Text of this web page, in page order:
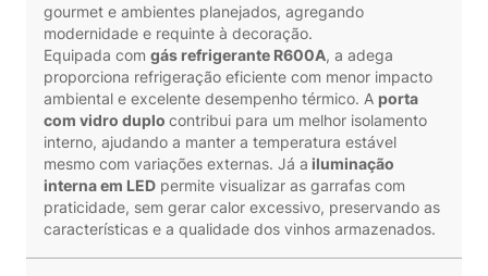
gourmet e ambientes planejados, agregando
modernidade e requinte à decoração.
Equipada com gás refrigerante R600A, a adega
proporciona refrigeração eficiente com menor impacto
ambiental e excelente desempenho térmico. A porta
com vidro duplo contribui para um melhor isolamento
interno, ajudando a manter a temperatura estável
mesmo com variações externas. Já a iluminação
interna em LED permite visualizar as garrafas com
praticidade, sem gerar calor excessivo, preservando as
características e a qualidade dos vinhos armazenados.